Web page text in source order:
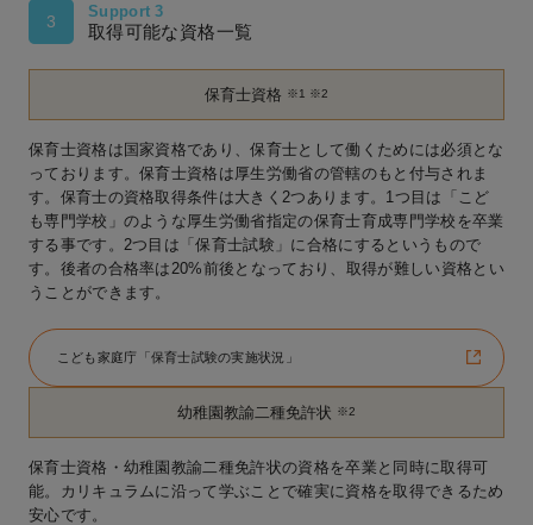
3
Support 3
取得可能な資格一覧
保育士資格 ※1 ※2
保育士資格は国家資格であり、保育士として働くためには必須とな
っております。保育士資格は厚生労働省の管轄のもと付与されま
す。保育士の資格取得条件は大きく2つあります。1つ目は「こど
も専門学校」のような厚生労働省指定の保育士育成専門学校を卒業
する事です。2つ目は「保育士試験」に合格にするというもので
す。後者の合格率は20%前後となっており、取得が難しい資格とい
うことができます。
こども家庭庁「保育士試験の実施状況」
幼稚園教諭二種免許状 ※2
保育士資格・幼稚園教諭二種免許状の資格を卒業と同時に取得可
能。カリキュラムに沿って学ぶことで確実に資格を取得できるため
安心です。